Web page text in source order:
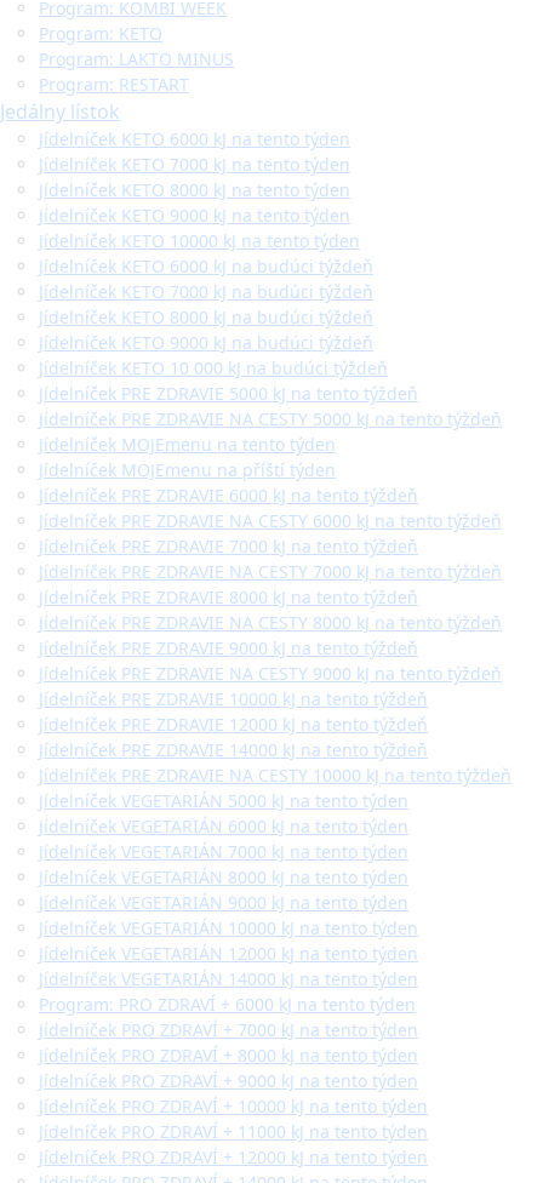
Program: KOMBI WEEK
Program: KETO
Program: LAKTO MINUS
Program: RESTART
Jedálny lístok
Jídelníček KETO 6000 kJ na tento týden
Jídelníček KETO 7000 kJ na tento týden
Jídelníček KETO 8000 kJ na tento týden
Jídelníček KETO 9000 kJ na tento týden
Jídelníček KETO 10000 kJ na tento týden
Jídelníček KETO 6000 kJ na budúci týždeň
Jídelníček KETO 7000 kJ na budúci týždeň
Jídelníček KETO 8000 kJ na budúci týždeň
Jídelníček KETO 9000 kJ na budúci týždeň
Jídelníček KETO 10 000 kJ na budúci týždeň
Jídelníček PRE ZDRAVIE 5000 kJ na tento týždeň
Jídelníček PRE ZDRAVIE NA CESTY 5000 kJ na tento týždeň
Jídelníček MOJEmenu na tento týden
Jídelníček MOJEmenu na příští týden
Jídelníček PRE ZDRAVIE 6000 kJ na tento týždeň
Jídelníček PRE ZDRAVIE NA CESTY 6000 kJ na tento týždeň
Jídelníček PRE ZDRAVIE 7000 kJ na tento týždeň
Jídelníček PRE ZDRAVIE NA CESTY 7000 kJ na tento týždeň
Jídelníček PRE ZDRAVIE 8000 kJ na tento týždeň
Jídelníček PRE ZDRAVIE NA CESTY 8000 kJ na tento týždeň
Jídelníček PRE ZDRAVIE 9000 kJ na tento týždeň
Jídelníček PRE ZDRAVIE NA CESTY 9000 kJ na tento týždeň
Jídelníček PRE ZDRAVIE 10000 kJ na tento týždeň
Jídelníček PRE ZDRAVIE 12000 kJ na tento týždeň
Jídelníček PRE ZDRAVIE 14000 kJ na tento týždeň
Jídelníček PRE ZDRAVIE NA CESTY 10000 kJ na tento týždeň
Jídelníček VEGETARIÁN 5000 kJ na tento týden
Jídelníček VEGETARIÁN 6000 kJ na tento týden
Jídelníček VEGETARIÁN 7000 kJ na tento týden
Jídelníček VEGETARIÁN 8000 kJ na tento týden
Jídelníček VEGETARIÁN 9000 kJ na tento týden
Jídelníček VEGETARIÁN 10000 kJ na tento týden
Jídelníček VEGETARIÁN 12000 kJ na tento týden
Jídelníček VEGETARIÁN 14000 kJ na tento týden
Program: PRO ZDRAVÍ + 6000 kJ na tento týden
Jídelníček PRO ZDRAVÍ + 7000 kJ na tento týden
Jídelníček PRO ZDRAVÍ + 8000 kJ na tento týden
Jídelníček PRO ZDRAVÍ + 9000 kJ na tento týden
Jídelníček PRO ZDRAVÍ + 10000 kJ na tento týden
Jídelníček PRO ZDRAVÍ + 11000 kJ na tento týden
Jídelníček PRO ZDRAVÍ + 12000 kJ na tento týden